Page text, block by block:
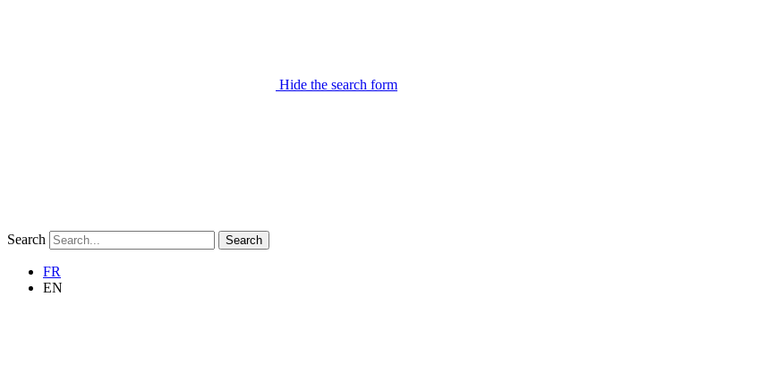
Hide the search form
Search Search
FR
EN